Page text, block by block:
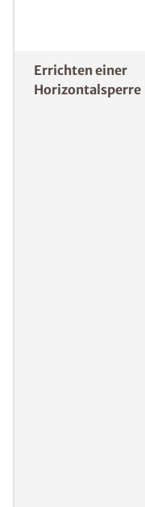
Möglichkeiten, um
Wohnraum
weiteres Eindringen